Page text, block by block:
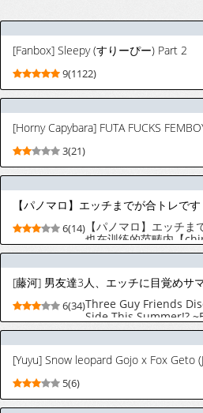
[Fanbox] Sleepy (すりーぴー) Part 2
9(1122)
3(21)
【パノマロ】エッチまでが合トレです
6(14) 【パノマロ】エッチ
也在训练的范畴内【
6(34)Three Guy Friends
Side This Summer!?
Just Guys and
[Yuyu] Snow leopard Gojo x Fox Geto
5(6)